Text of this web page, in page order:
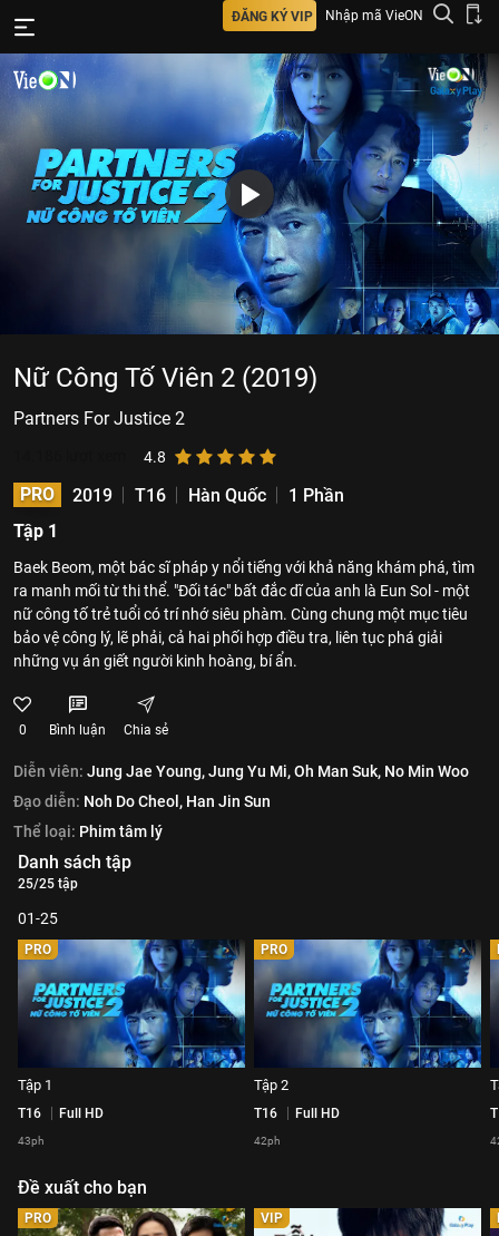
ĐĂNG KÝ VIP Nhập mã VieON
Nữ Công Tố Viên 2 (2019)
Partners For Justice 2
4.8
PRO 2019 T16 Hàn Quốc
1 Phần
Tập 1
Baek Beom, một bác sĩ pháp y nổi tiếng với khả năng khám phá, tìm
ra manh mối từ thi thể. "Đối tác" bất đắc dĩ của anh là Eun Sol - một
nữ công tố trẻ tuổi có trí nhớ siêu phàm. Cùng chung một mục tiêu
bảo vệ công lý, lẽ phải, cả hai phối hợp điều tra, liên tục phá giải
những vụ án giết người kinh hoàng, bí ẩn.
0 Bình luận Chia sẻ
Diễn viên: Jung Jae Young,Jung Yu Mi,Oh Man Suk, No Min Woo
Đạo diễn: Noh Do Cheol, Han Jin Sun
Thể loại: Phim tâm lý
Danh sách tập
25/25 tập
01-25
PRO
Tập 1
T16 Full HD
43ph
PRO
Tập 2
T16 Full HD
42ph
Đề xuất cho bạn
PRO VIP